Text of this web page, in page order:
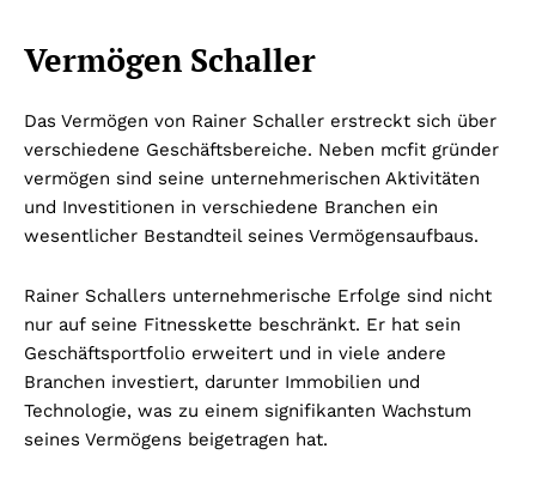
Vermögen Schaller
Das Vermögen von Rainer Schaller erstreckt sich über
verschiedene Geschäftsbereiche. Neben mcfit gründer
vermögen sind seine unternehmerischen Aktivitäten
und Investitionen in verschiedene Branchen ein
wesentlicher Bestandteil seines Vermögensaufbaus.
Rainer Schallers unternehmerische Erfolge sind nicht
nur auf seine Fitnesskette beschränkt. Er hat sein
Geschäftsportfolio erweitert und in viele andere
Branchen investiert, darunter Immobilien und
Technologie, was zu einem signifikanten Wachstum
seines Vermögens beigetragen hat.